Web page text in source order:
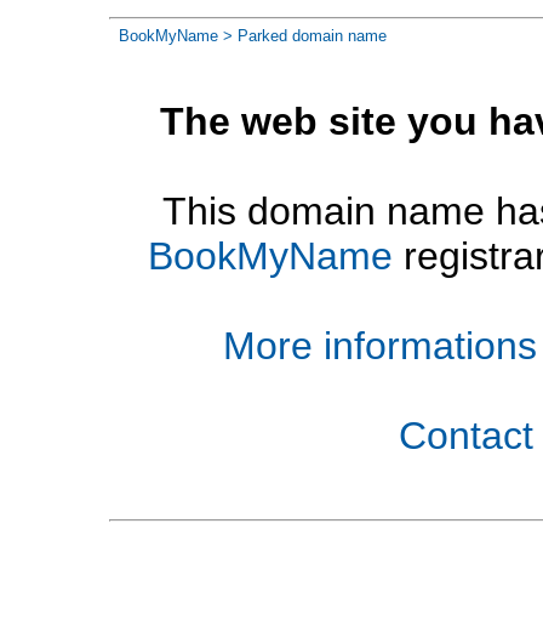
BookMyName > Parked domain name
The web site you
This domain name
BookMyName
More